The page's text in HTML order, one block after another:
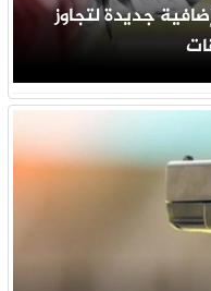
جديدة لتجاوز